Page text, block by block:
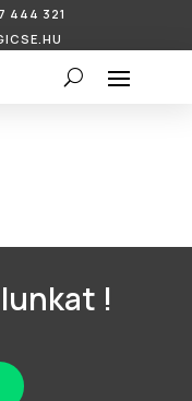
444 321
!